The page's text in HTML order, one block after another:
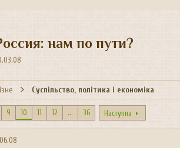
нам по пути?
Суспільство, політика і економіка
9 10 11 12 ... 36 Наступна